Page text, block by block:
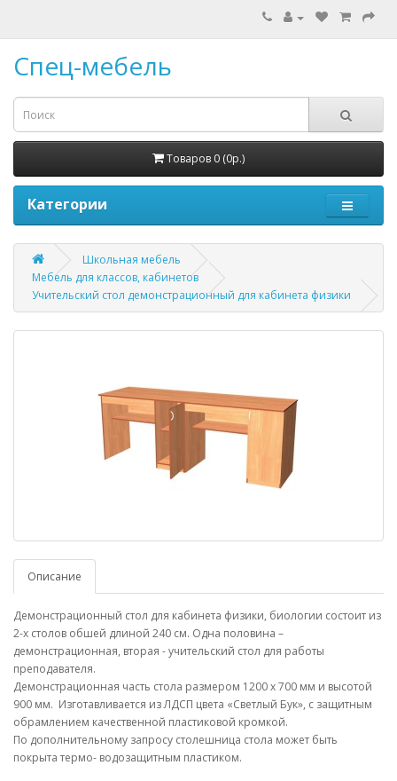
Спец-мебель
Товаров 0 (0р.)
Категории
Школьная мебель
Мебель для классов, кабинетов
Учительский стол демонстрационный для кабинета физики
Описание
Демонстрационный стол для кабинета физики, биологии состоит из
2-х столов обшей длиной 240 см. Одна половина –
демонстрационная, вторая - учительский стол для работы
преподавателя.
Демонстрационная часть стола размером 1200 х 700 мм и высотой
900 мм. Изготавливается из ЛДСП цвета «Светлый Бук», с защитным
обрамлением качественной пластиковой кромкой.
По дополнительному запросу столешница стола может быть
покрыта термо- водозащитным пластиком.